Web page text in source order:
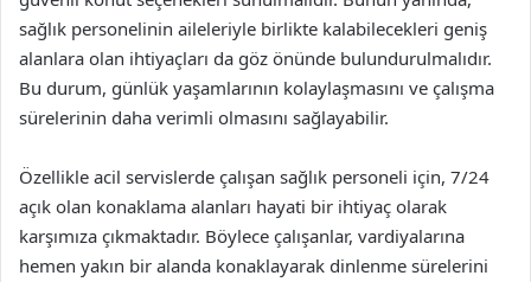
sağlık personelinin aileleriyle birlikte kalabilecekleri geniş
alanlara olan ihtiyaçları da göz önünde bulundurulmalıdır.
Bu durum, günlük yaşamlarının kolaylaşmasını ve çalışma
sürelerinin daha verimli olmasını sağlayabilir.
Özellikle acil servislerde çalışan sağlık personeli için, 7/24
açık olan konaklama alanları hayati bir ihtiyaç olarak
karşımıza çıkmaktadır. Böylece çalışanlar, vardiyalarına
hemen yakın bir alanda konaklayarak dinlenme sürelerini